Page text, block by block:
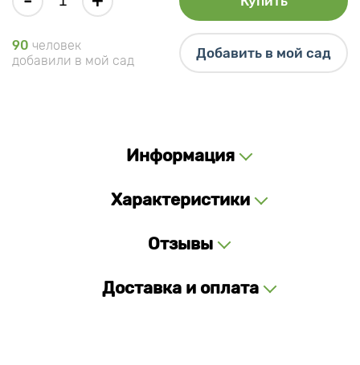
90 человек
добавили в мой сад
Добавить в мой сад
Информация
Характеристики
Отзывы
Доставка и оплата